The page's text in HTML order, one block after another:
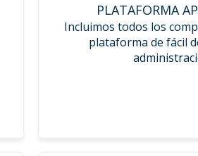
PLATAFORMA
Incluimos todos los
plataforma de fácil